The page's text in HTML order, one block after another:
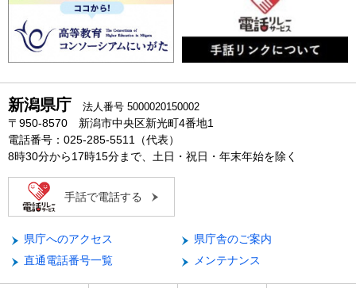
新潟県庁 法人番号 5000020150002
〒950-8570 新潟市中央区新光町4番地1
電話番号：025-285-5511（代表）
8時30分から17時15分まで、土日・祝日・年末年始を除く
手話で電話する
県庁へのアクセス
県庁舎のご案内
直通電話番号一覧
メンテナンス